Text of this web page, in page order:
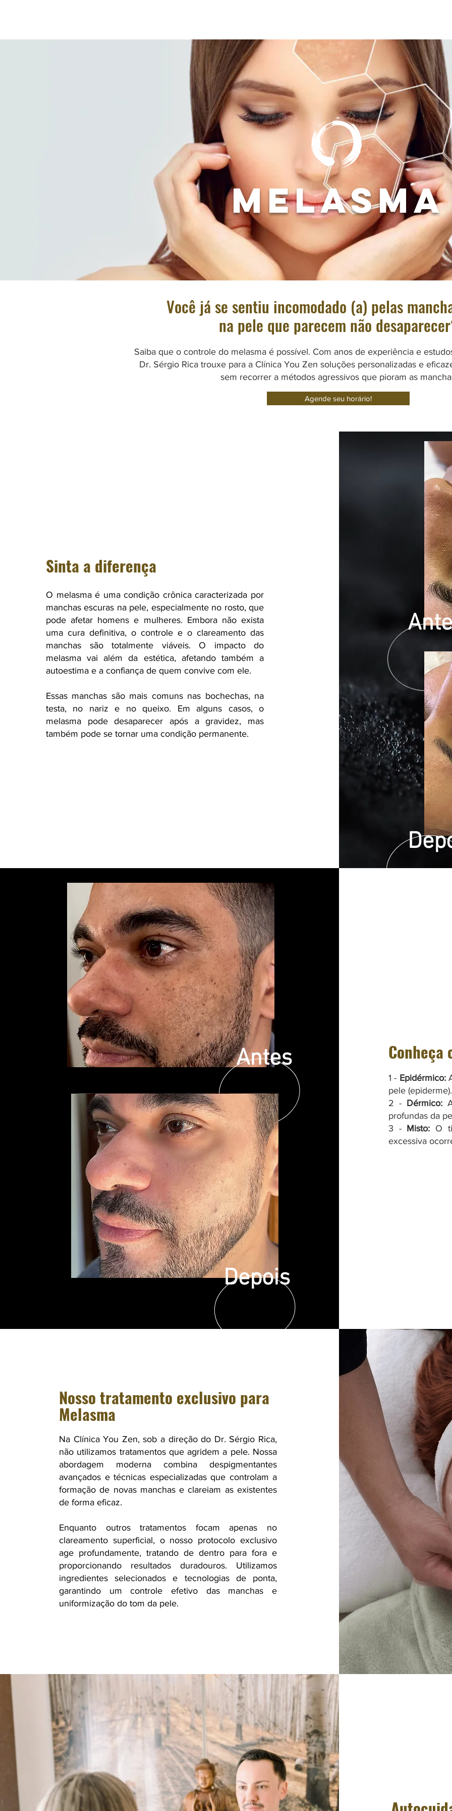
Melasma
Você já se sentiu incomodado (a) pelas
na pele que parecem não
Saiba que o controle do melasma é possível. Com anos de experiência e
Dr. Sérgio Rica trouxe para a Clínica You Zen soluções personalizadas e
sem recorrer a métodos agressivos que pioram as
Agende seu horário!
Sinta a diferença
O melasma é uma condição crônica caracterizada por
manchas escuras na pele, especialmente no rosto, que
pode afetar homens e mulheres. Embora não exista
uma cura definitiva, o controle e o clareamento das
manchas são totalmente viáveis. O impacto do
melasma vai além da estética, afetando também a
autoestima e a confiança de quem convive com ele.
Essas manchas são mais comuns nas bochechas, na
testa, no nariz e no queixo. Em alguns casos, o
melasma pode desaparecer após a gravidez, mas
também pode se tornar uma condição permanente.
Antes
Depois
Conheça
1 - Epidérmico:
pele (epiderme).
2 - Dérmico:A
profundas da
3 - Misto: O
excessiva
Nosso tratamento exclusivo para
Melasma
Na Clínica You Zen, sob a direção do Dr. Sérgio Rica,
não utilizamos tratamentos que agridem a pele. Nossa
abordagem moderna combina despigmentantes
avançados e técnicas especializadas que controlam a
formação de novas manchas e clareiam as existentes
de forma eficaz.​
Enquanto outros tratamentos focam apenas no
clareamento superficial, o nosso protocolo exclusivo
age profundamente, tratando de dentro para fora e
proporcionando resultados duradouros. Utilizamos
ingredientes selecionados e tecnologias de ponta,
garantindo um controle efetivo das manchas e
uniformização do tom da pele.